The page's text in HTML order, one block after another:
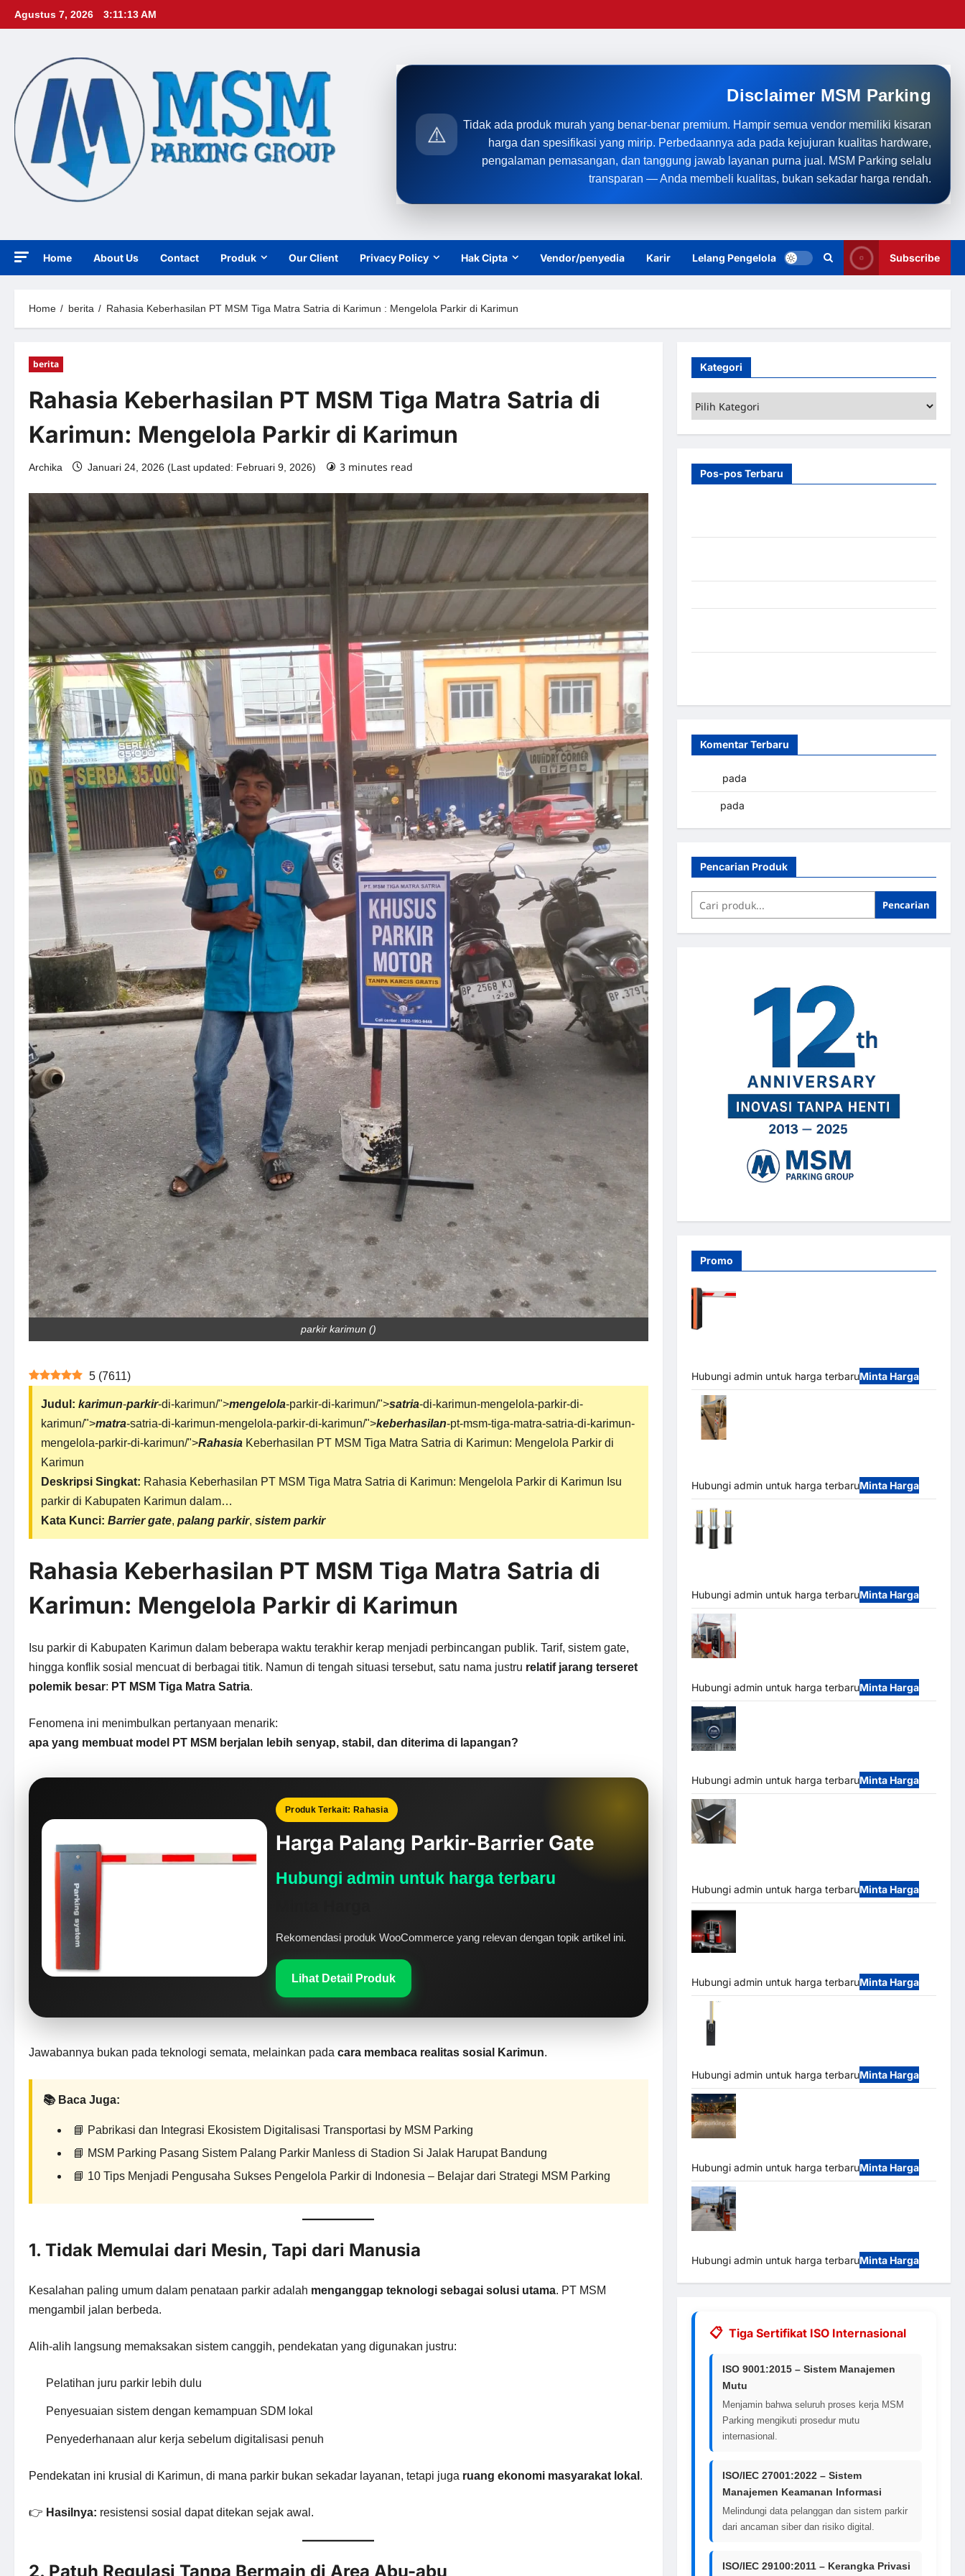
Agustus 7, 2026 3:11:14 AM
⚠️
Disclaimer MSM Parking
Tidak ada produk murah yang benar-benar premium. Hampir semua vendor memiliki kisaran
harga dan spesifikasi yang mirip. Perbedaannya ada pada kejujuran kualitas hardware,
pengalaman pemasangan, dan tanggung jawab layanan purna jual. MSM Parking selalu
transparan — Anda membeli kualitas, bukan sekadar harga rendah.
Home About Us Contact Produk Our Client Privacy Policy Hak Cipta Vendor/penyedia Karir Lelang Pengelola Subscribe
Home berita Rahasia Keberhasilan PT MSM Tiga Matra Satria di Karimun : Mengelola Parkir di Karimun
berita
Rahasia Keberhasilan PT MSM Tiga Matra Satria di
Karimun: Mengelola Parkir di Karimun
Archika Januari 24, 2026 (Last updated: Februari 9, 2026) 3 minutes read
parkir karimun ()
5 (7611)
Judul: karimun-parkir-di-karimun/">mengelola-parkir-di-karimun/">satria-di-karimun-mengelola-parkir-di-
karimun/">matra-satria-di-karimun-mengelola-parkir-di-karimun/">keberhasilan-pt-msm-tiga-matra-satria-di-karimun-
mengelola-parkir-di-karimun/">Rahasia Keberhasilan PT MSM Tiga Matra Satria di Karimun: Mengelola Parkir di
Karimun
Deskripsi Singkat: Rahasia Keberhasilan PT MSM Tiga Matra Satria di Karimun: Mengelola Parkir di Karimun Isu
parkir di Kabupaten Karimun dalam…
Kata Kunci: Barrier gate, palang parkir, sistem parkir
Rahasia Keberhasilan PT MSM Tiga Matra Satria di
Karimun: Mengelola Parkir di Karimun
Isu parkir di Kabupaten Karimun dalam beberapa waktu terakhir kerap menjadi perbincangan publik. Tarif, sistem gate,
hingga konflik sosial mencuat di berbagai titik. Namun di tengah situasi tersebut, satu nama justru relatif jarang terseret
polemik besar: PT MSM Tiga Matra Satria.
Fenomena ini menimbulkan pertanyaan menarik:
apa yang membuat model PT MSM berjalan lebih senyap, stabil, dan diterima di lapangan?
Produk Terkait: Rahasia
Harga Palang Parkir-Barrier Gate
Hubungi admin untuk harga terbaru
Rekomendasi produk WooCommerce yang relevan dengan topik artikel ini.
Lihat Detail Produk
Jawabannya bukan pada teknologi semata, melainkan pada cara membaca realitas sosial Karimun.
📚 Baca Juga:
📘 Pabrikasi dan Integrasi Ekosistem Digitalisasi Transportasi by MSM Parking
📘 MSM Parking Pasang Sistem Palang Parkir Manless di Stadion Si Jalak Harupat Bandung
📘 10 Tips Menjadi Pengusaha Sukses Pengelola Parkir di Indonesia – Belajar dari Strategi MSM Parking
1. Tidak Memulai dari Mesin, Tapi dari Manusia
Kesalahan paling umum dalam penataan parkir adalah menganggap teknologi sebagai solusi utama. PT MSM
mengambil jalan berbeda.
Alih-alih langsung memaksakan sistem canggih, pendekatan yang digunakan justru:
Pelatihan juru parkir lebih dulu
Penyesuaian sistem dengan kemampuan SDM lokal
Penyederhanaan alur kerja sebelum digitalisasi penuh
Pendekatan ini krusial di Karimun, di mana parkir bukan sekadar layanan, tetapi juga ruang ekonomi masyarakat lokal .
👉 Hasilnya: resistensi sosial dapat ditekan sejak awal.
2. Patuh Regulasi Tanpa Bermain di Area Abu-abu
Kategori
Pos-pos Terbaru
Komentar Terbaru
pada
pada
Pencarian Produk
Pencarian
Promo
Hubungi admin untuk harga terbaruMinta Harga
Hubungi admin untuk harga terbaruMinta Harga
Hubungi admin untuk harga terbaruMinta Harga
Hubungi admin untuk harga terbaruMinta Harga
Hubungi admin untuk harga terbaruMinta Harga
Hubungi admin untuk harga terbaruMinta Harga
Hubungi admin untuk harga terbaruMinta Harga
Hubungi admin untuk harga terbaruMinta Harga
Hubungi admin untuk harga terbaruMinta Harga
Hubungi admin untuk harga terbaruMinta Harga
Tiga Sertifikat ISO Internasional
ISO 9001:2015 – Sistem Manajemen
Mutu
Menjamin bahwa seluruh proses kerja MSM
Parking mengikuti prosedur mutu
internasional.
ISO/IEC 27001:2022 – Sistem
Manajemen Keamanan Informasi
Melindungi data pelanggan dan sistem parkir
dari ancaman siber dan risiko digital.
ISO/IEC 29100:2011 – Kerangka Privasi